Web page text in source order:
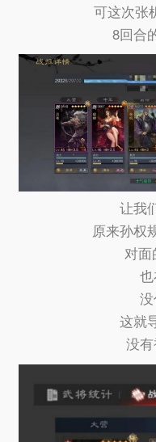
可这次张
8回合
让我
原来孙权
对面
这就
没